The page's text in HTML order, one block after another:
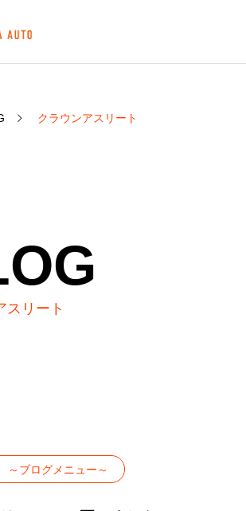
クラウンアスリート
スリート
ブログメニュー～